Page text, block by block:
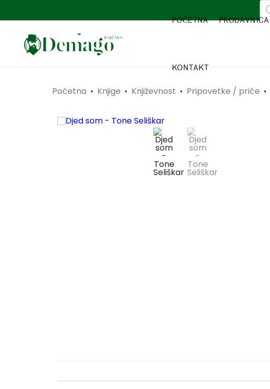
POČETNA PRODAVNICA
KONTAKT
Početna • Knjige • Književnost • Pripovetke / priče •